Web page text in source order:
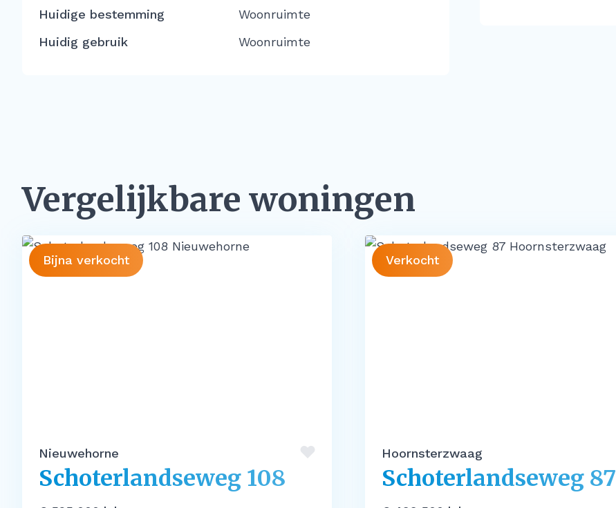
Huidige bestemming
Woonruimte
Huidig gebruik
Woonruimte
Vergelijkbare woningen
Bijna verkocht
Nieuwehorne
Schoterlandseweg 108
Verkocht
Hoornsterzwaag
Schoterlandseweg 87